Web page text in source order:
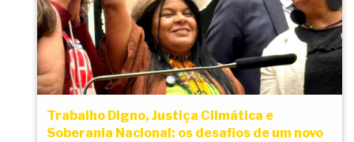
Trabalho Digno, Justiça Climática e
Soberania Nacional: os desafios de um novo